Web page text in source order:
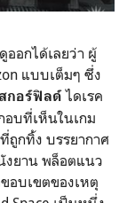
ออกได้เลยว่า ผู้
แบบเต็มๆ ซึ่ง
กอร์ฟิลด์ไดเรค
อบที่เห็นในเกม
ถูกทิ้ง บรรยากาศ
งยาน พล็อตแนว
อบเขตของเหตุ